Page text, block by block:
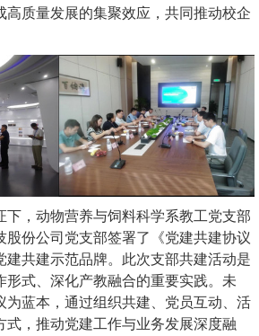
高质量发展的集聚效应，共同推动校企
下，动物营养与饲料科学系教工党支部
股份公司党支部签署了《党建共建协议
建共建示范品牌。此次支部共建活动是
形式、深化产教融合的重要实践。未
为蓝本，通过组织共建、党员互动、活
式，推动党建工作与业务发展深度融